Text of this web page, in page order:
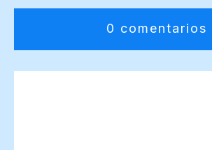
0 comentarios